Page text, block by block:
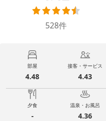
528件
部屋
4.48
接客・サービス
4.43
夕食
-
温泉・お風呂
4.36